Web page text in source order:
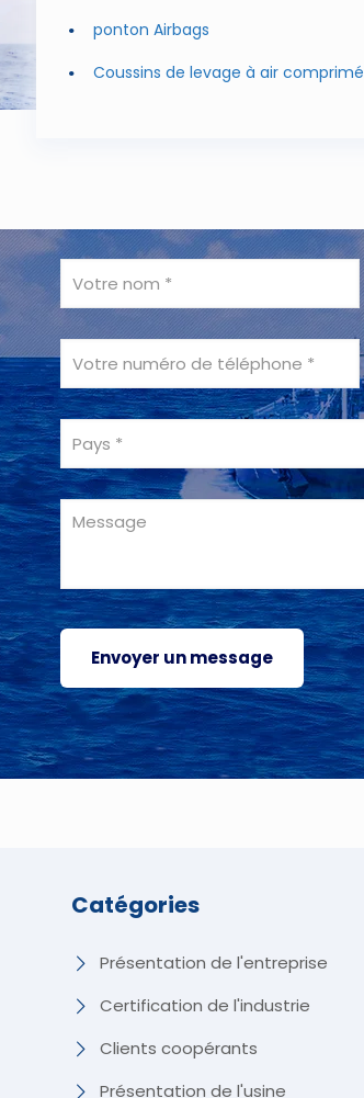
ponton Airbags
Coussins de levage à air comprimé
Catégories
Présentation de l'entreprise
Certification de l'industrie
Clients coopérants
Présentation de l'usine